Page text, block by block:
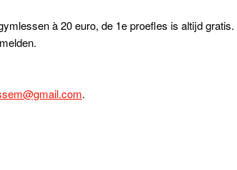
à 20 euro, de 1e proefles is altijd gratis.
.